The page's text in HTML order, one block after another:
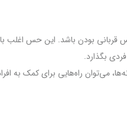
قربانی بودن باشد. این حس اغلب
بگذارد.
می‌توان راه‌هایی برای کمک به